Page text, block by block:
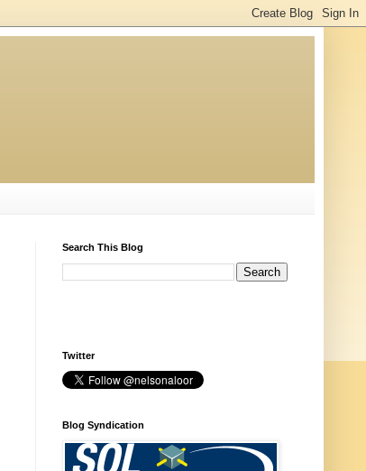
Search This Blog
Twitter
Blog Syndication